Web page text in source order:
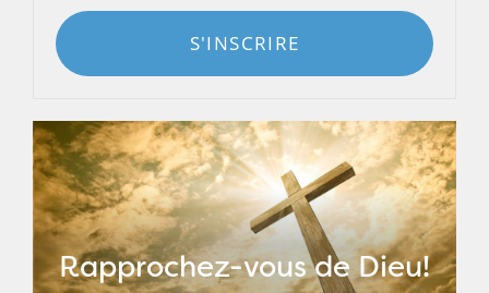
S'INSCRIRE
Rapprochez-vous de Dieu!